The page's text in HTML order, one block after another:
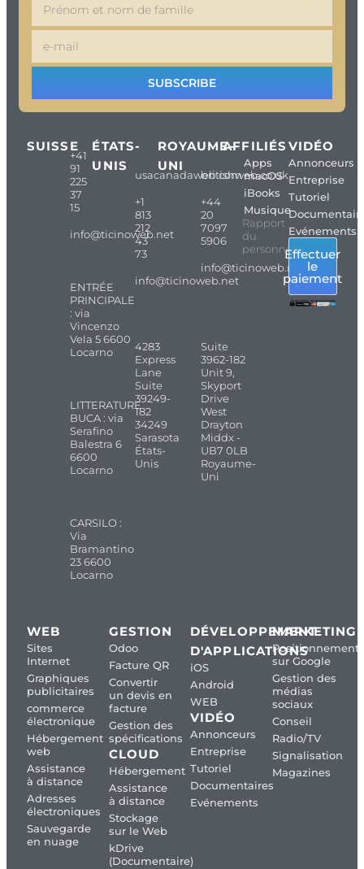
SUBSCRIBE
SUISSE
+41
91
225
37
15
info@ticinoweb.net
ENTRÉE
PRINCIPALE
: via
Vincenzo
Vela 5 6600
Locarno
LITTERATURE
BUCA : via
Serafino
Balestra 6
6600
Locarno
CARSILO :
Via
Bramantino
23 6600
Locarno
ÉTATS-
UNIS
usacanadaweb.com
+1
813
212
43
73
info@ticinoweb.net
4283
Express
Lane
Suite
39249-
182
34249
Sarasota
États-
Unis
ROYAUME-
UNI
britishweb.co.uk
+44
20
7097
5906
info@ticinoweb.net
Suite
3962-182
Unit 9,
Skyport
Drive
West
Drayton
Middx -
UB7 0LB
Royaume-
Uni
AFFILIÉS
Apps
macOS
iBooks
Musique
Rapport
du
personnel
VIDÉO
Annonceurs
Entreprise
Tutoriel
Evénements
Effectuer
le
paiement
WEB
Sites
Internet
Graphiques
publicitaires
commerce
électronique
Hébergement
web
Assistance
à distance
Adresses
électroniques
Sauvegarde
en nuage
GESTION
Odoo
Facture QR
Convertir
un devis en
facture
Gestion des
spécifications
CLOUD
Hébergement
Assistance
à distance
Stockage
sur le Web
kDrive
(Documentaire)
DÉVELOPPEMENT
D'APPLICATIONS
iOS
Android
WEB
VIDÉO
Annonceurs
Entreprise
Tutoriel
Documentaires
Evénements
MARKETING
Positionnement
sur Google
Gestion des
médias
sociaux
Conseil
Radio/TV
Signalisation
Magazines